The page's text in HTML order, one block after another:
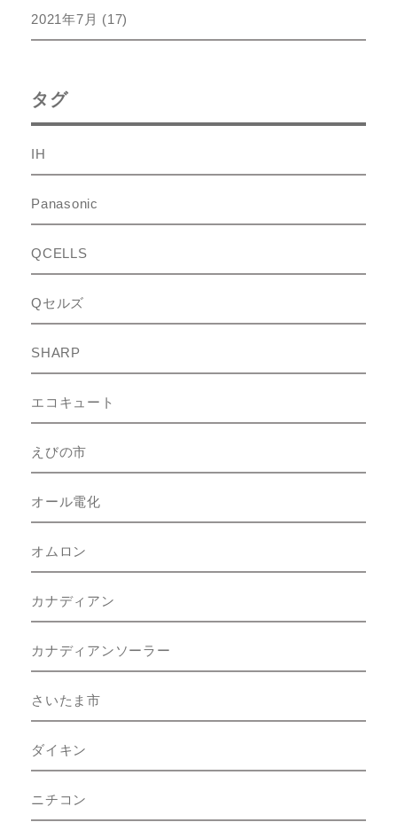
2021年7月 (17)
タグ
IH
Panasonic
QCELLS
Qセルズ
SHARP
エコキュート
えびの市
オール電化
オムロン
カナディアン
カナディアンソーラー
さいたま市
ダイキン
ニチコン